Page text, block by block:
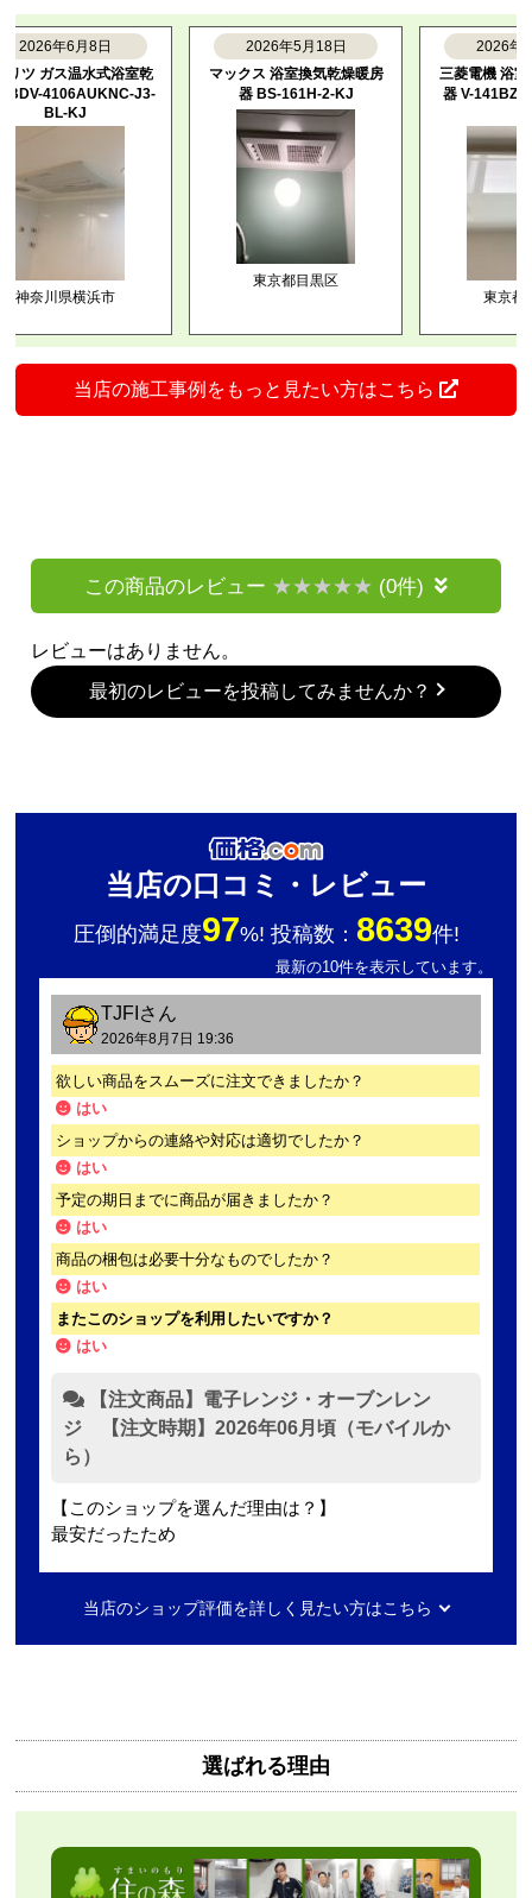
年6月8日
ガス温水式浴室乾
4106AUKNC-J3-
BL-KJ
川県横浜市
2026年5月18日
マックス 浴室換気乾燥暖房
器 BS-161H-2-KJ
東京都目黒区
2026年5月
三菱電機 浴室換
器 V-141BZ5--P-
東京都練馬
当店の施工事例をもっと見たい方はこちら
この商品のレビュー (0件)
レビューはありません。
最初のレビューを投稿してみませんか？
当店の口コミ・レビュー
圧倒的満足度97%! 投稿数： 8639件!
最新の10件を表示しています。
TJFI さん
2026年8月7日 19:36
欲しい商品をスムーズに注文できましたか？
はい
ショップからの連絡や対応は適切でしたか？
はい
予定の期日までに商品が届きましたか？
はい
商品の梱包は必要十分なものでしたか？
はい
またこのショップを利用したいですか？
はい
【注文商品】電子レンジ・オーブンレン
ジ 【注文時期】2026年06月頃（モバイルか
ら）
【このショップを選んだ理由は？】
最安だったため
2日ほど
さん
はい
当店のショップ評価を詳しく見たい方はこちら
選ばれる理由